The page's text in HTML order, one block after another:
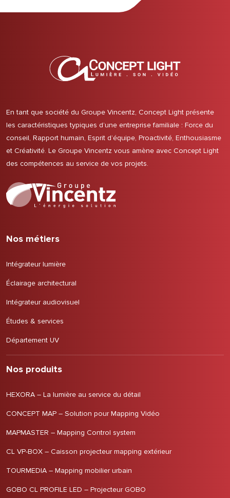
En tant que société du Groupe Vincentz, Concept Light présente
les caractéristiques typiques d’une entreprise familiale : Force du
conseil, Rapport humain, Esprit d’équipe, Proactivité, Enthousiasme
et Créativité. Le Groupe Vincentz vous amène avec Concept Light
des compétences au service de vos projets.
Nos métiers
Intégrateur lumière
Éclairage architectural
Intégrateur audiovisuel
Études & services
Département UV
Nos produits
HEXORA – La lumière au service du détail
CONCEPT MAP – Solution pour Mapping Vidéo
MAPMASTER – Mapping Control system
CL VP-BOX – Caisson projecteur mapping extérieur
TOURMEDIA – Mapping mobilier urbain
GOBO CL PROFILE LED – Projecteur GOBO